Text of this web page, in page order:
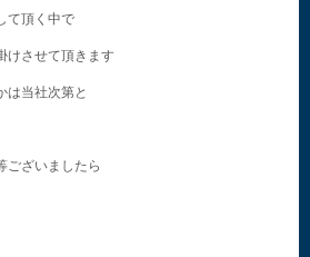
て頂く中で
けさせて頂きます
は当社次第と
ございましたら